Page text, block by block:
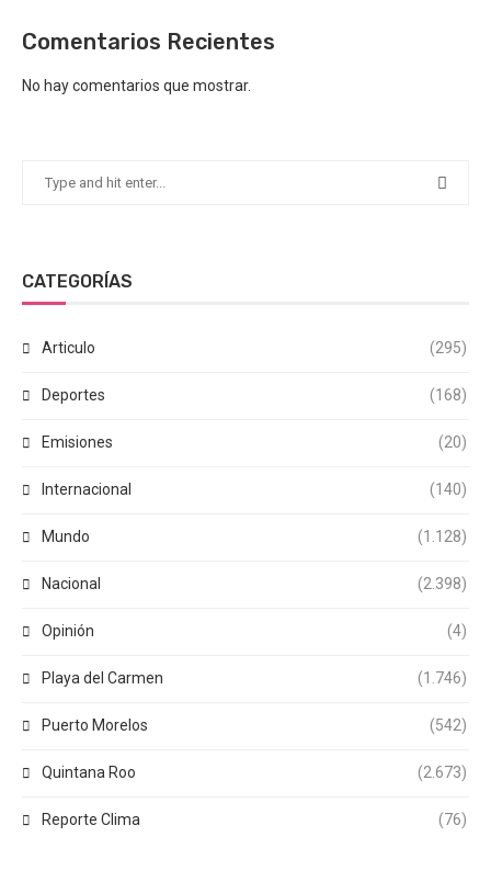
Comentarios Recientes
No hay comentarios que mostrar.
CATEGORÍAS
Articulo (295)
Deportes (168)
Emisiones (20)
Internacional (140)
Mundo (1.128)
Nacional (2.398)
Opinión (4)
Playa del Carmen (1.746)
Puerto Morelos (542)
Quintana Roo (2.673)
Reporte Clima (76)